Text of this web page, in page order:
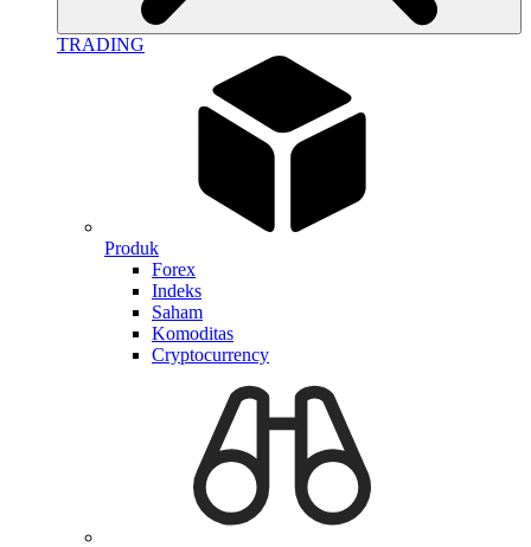
TRADING
Produk
Forex
Indeks
Saham
Komoditas
Cryptocurrency